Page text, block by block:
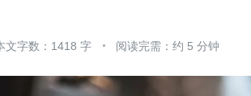
文字数：1418 字 阅读完需：约 5 分钟